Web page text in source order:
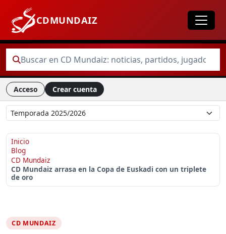
CDMUNDAIZ
Acceso Crear cuenta
Inicio
Blog
CD Mundaiz
CD Mundaiz arrasa en la Copa de Euskadi con un triplete
de oro
CD MUNDAIZ